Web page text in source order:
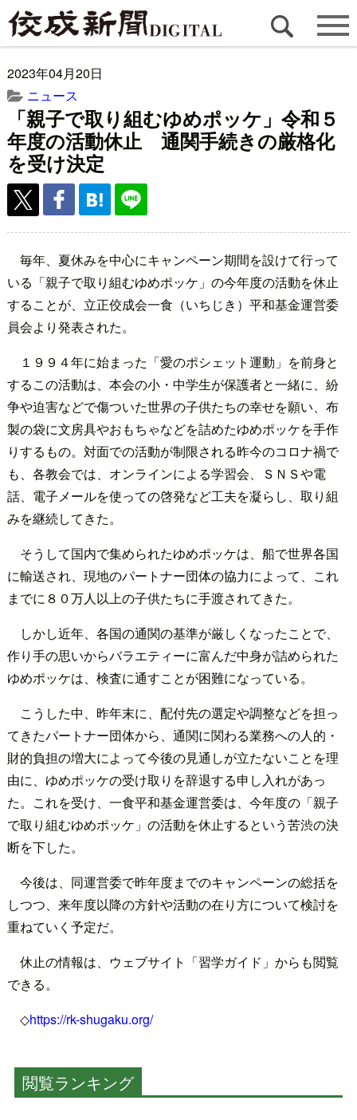
2023年04月20日
ニュース
「親子で取り組むゆめポッケ」令和５
年度の活動休止 通関手続きの厳格化
を受け決定
毎年、夏休みを中心にキャンペーン期間を設けて行って
いる「親子で取り組むゆめポッケ」の今年度の活動を休止
することが、立正佼成会一食（いちじき）平和基金運営委
員会より発表された。
１９９４年に始まった「愛のポシェット運動」を前身と
するこの活動は、本会の小・中学生が保護者と一緒に、紛
争や迫害などで傷ついた世界の子供たちの幸せを願い、布
製の袋に文房具やおもちゃなどを詰めたゆめポッケを手作
りするもの。対面での活動が制限される昨今のコロナ禍で
も、各教会では、オンラインによる学習会、ＳＮＳや電
話、電子メールを使っての啓発など工夫を凝らし、取り組
みを継続してきた。
そうして国内で集められたゆめポッケは、船で世界各国
に輸送され、現地のパートナー団体の協力によって、これ
までに８０万人以上の子供たちに手渡されてきた。
しかし近年、各国の通関の基準が厳しくなったことで、
作り手の思いからバラエティーに富んだ中身が詰められた
ゆめポッケは、検査に通すことが困難になっている。
こうした中、昨年末に、配付先の選定や調整などを担っ
てきたパートナー団体から、通関に関わる業務への人的・
財的負担の増大によって今後の見通しが立たないことを理
由に、ゆめポッケの受け取りを辞退する申し入れがあっ
た。これを受け、一食平和基金運営委は、今年度の「親子
で取り組むゆめポッケ」の活動を休止するという苦渋の決
断を下した。
今後は、同運営委で昨年度までのキャンペーンの総括を
しつつ、来年度以降の方針や活動の在り方について検討を
重ねていく予定だ。
休止の情報は、ウェブサイト「習学ガイド」からも閲覧
できる。
◇https://rk-shugaku.org/
閲覧ランキング